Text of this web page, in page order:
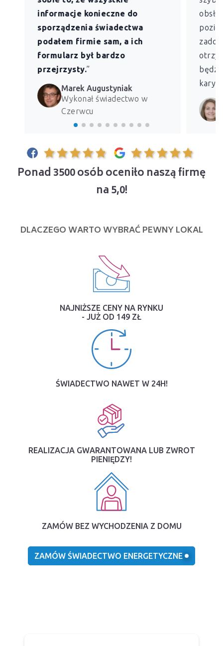
informacje konieczne do
sporządzenia świadectwa
podałem firmie sam, a ich
formularz był bardzo
przejrzysty.”
Marek Augustyniak
Wykonał świadectwo w
Czerwcu
kary
Ponad 3500 osób oceniło naszą firmę
na 5,0!
DLACZEGO WARTO WYBRAĆ PEWNY LOKAL
NAJNIŻSZE CENY NA RYNKU
- JUŻ OD 149 ZŁ
ŚWIADECTWO NAWET W 24H!
REALIZACJA GWARANTOWANA LUB ZWROT
PIENIĘDZY!
ZAMÓW BEZ WYCHODZENIA Z DOMU
ZAMÓW ŚWIADECTWO ENERGETYCZNE